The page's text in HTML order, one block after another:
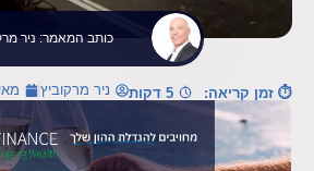
כותב המאמר: ניר
⏱ זמן קריאה: ניר מרקוביץ מאי 17, 2026